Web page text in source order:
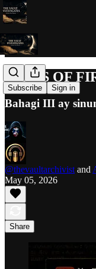
Subscribe Sign in
SEEDS OF
Bahagi III ay
@thevaultarchivist and
May 05, 2026
Share